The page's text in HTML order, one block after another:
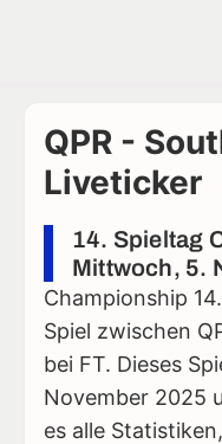
QPR -
Liveticker
14. Spieltag
Mittwoch, 5.
Championship
Spiel zwischen
bei FT. Dieses
November 2025
es alle